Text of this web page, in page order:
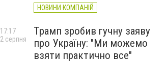
НОВИНИ КОМПАНІЙ
Трамп зробив гучну заяву
про Україну: "Ми можемо
взяти практично все"
17:17
2 серпня